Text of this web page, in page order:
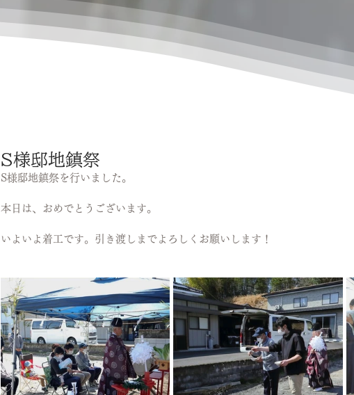
S様邸地鎮祭
S様邸地鎮祭を行いました。
本日は、おめでとうございます。
いよいよ着工です。引き渡しまでよろしくお願いします！